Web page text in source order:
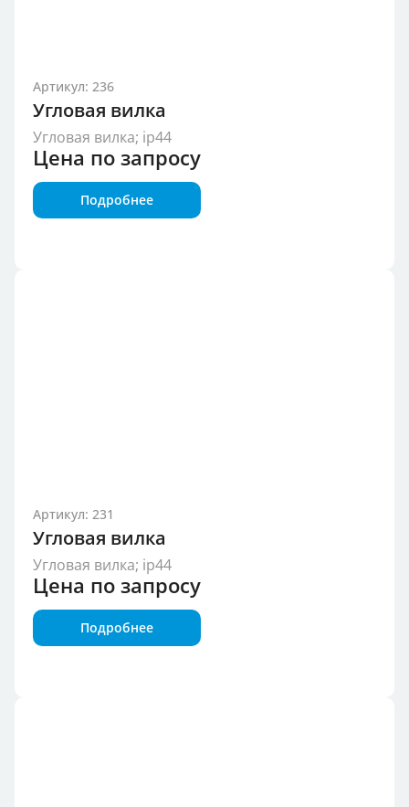
Артикул: 236
Угловая вилка
Угловая вилка; ip44
Цена по запросу
Подробнее
Артикул: 231
Угловая вилка
Угловая вилка; ip44
Цена по запросу
Подробнее